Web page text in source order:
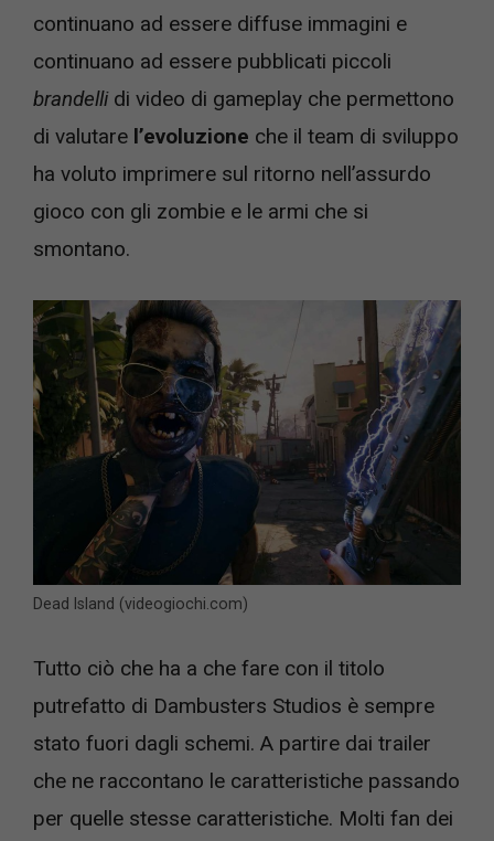
continuano ad essere diffuse immagini e
continuano ad essere pubblicati piccoli
brandellidi video di gameplay che permettono
di valutare l’evoluzione che il team di sviluppo
ha voluto imprimere sul ritorno nell’assurdo
gioco con gli zombie e le armi che si
smontano.
Dead Island (videogiochi.com)
Tutto ciò che ha a che fare con il titolo
putrefatto di Dambusters Studios è sempre
stato fuori dagli schemi. A partire dai trailer
che ne raccontano le caratteristiche passando
per quelle stesse caratteristiche. Molti fan dei